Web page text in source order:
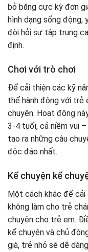
bỏ băng cực kỳ đơn
hình dạng sống động,
đòi hỏi sự tập trung
định.
Chơi với trò chơi
Để cải thiện các kỹ
thể hành động với trẻ
chuyện. Hoạt động
3-4 tuổi, cả niềm vui
tạo ra những câu
độc đáo nhất.
Kể chuyện kể
Một cách khác để cải
không làm cho trẻ
chuyện cho trẻ em.
kể chuyện và chủ
già, trẻ nhỏ sẽ dễ